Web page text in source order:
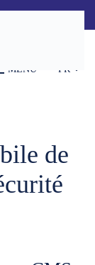
MENU FR
de